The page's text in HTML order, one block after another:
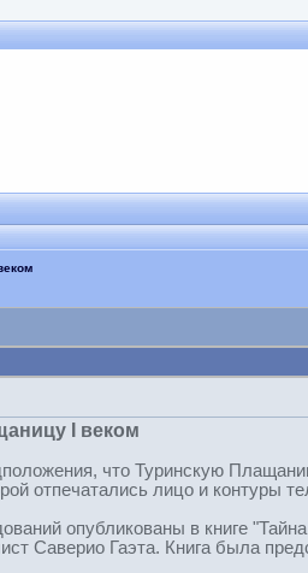
I веком
что Туринскую
отпечатались лицо и контуры
опубликованы в книге
Саверио Гаэта. Книга была